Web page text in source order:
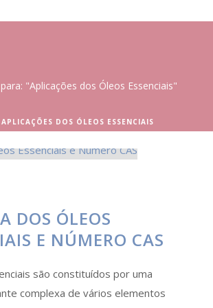
"Aplicações dos Óleos Essenciais"
APLICAÇÕES DOS ÓLEOS ESSENCIAIS
DOS ÓLEOS
E NÚMERO CAS
são constituídos por uma
complexa de vários elementos